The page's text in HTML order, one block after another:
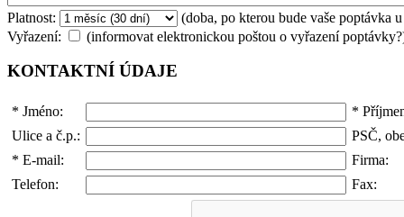
Platnost:
(doba, po kterou bude vaše poptávka
Vyřazení:
(informovat elektronickou poštou o vyřazení
KONTAKTNÍ ÚDAJE
* Jméno: *
Ulice a č.p.:
PSČ,
* E-mail:
Firma:
Telefon:
Fax: